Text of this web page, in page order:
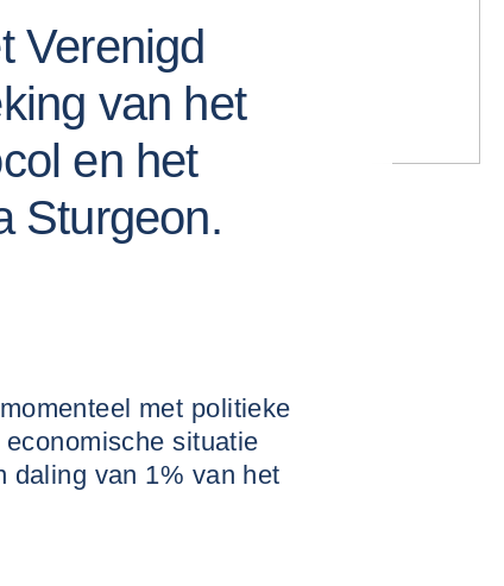
Verenigd
van het
en het
Sturgeon.
met politieke
situatie
daling van 1% van het